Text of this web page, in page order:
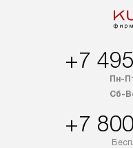
+7
Пн-
Сб-
+7